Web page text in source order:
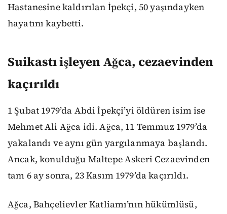
Hastanesine kaldırılan İpekçi, 50 yaşındayken
hayatını kaybetti.
Suikastı işleyen Ağca, cezaevinden
kaçırıldı
1 Şubat 1979’da Abdi İpekçi’yi öldüren isim ise
Mehmet Ali Ağca idi. Ağca, 11 Temmuz 1979’da
yakalandı ve aynı gün yargılanmaya başlandı.
Ancak, konulduğu Maltepe Askeri Cezaevinden
tam 6 ay sonra, 23 Kasım 1979’da kaçırıldı.
Ağca, Bahçelievler Katliamı’nın hükümlüsü,